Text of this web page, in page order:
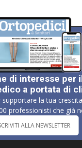
di interesse per
a portata di
la tua
professionisti che già
ALLA NEWSLETTER